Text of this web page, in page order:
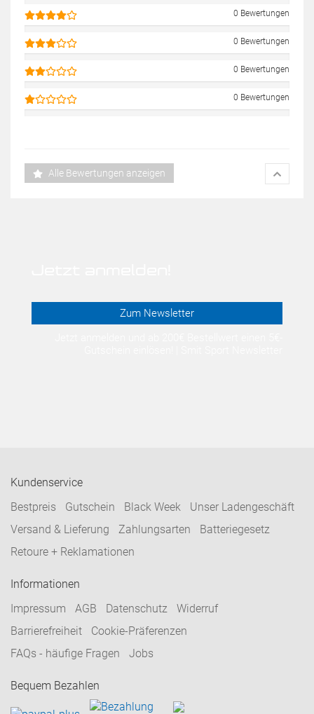
0 Bewertungen
0 Bewertungen
0 Bewertungen
0 Bewertungen
Alle Bewertungen anzeigen
Zum Newsletter
Kundenservice
Bestpreis
Gutschein Black Week
Unser Ladengeschäft
Versand & Lieferung
Zahlungsarten
Batteriegesetz
Retoure + Reklamationen
Informationen
Impressum
AGB Datenschutz
Widerruf
Barrierefreiheit
Cookie-Präferenzen
FAQs - häufige Fragen
Jobs
Bequem Bezahlen